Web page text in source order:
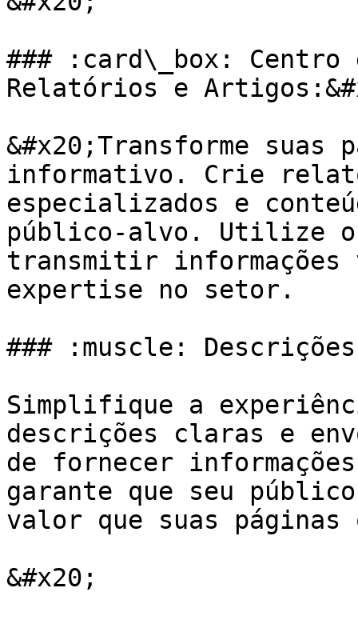
### :card\_box: Centro
Relatórios e
&#x20;Transforme suas
informativo. Crie
especializados e
público-alvo. Utilize o
transmitir informações
expertise no setor.
### :muscle:
Simplifique a
descrições claras e
de fornecer
garante que seu público
valor que suas páginas
&#x20;